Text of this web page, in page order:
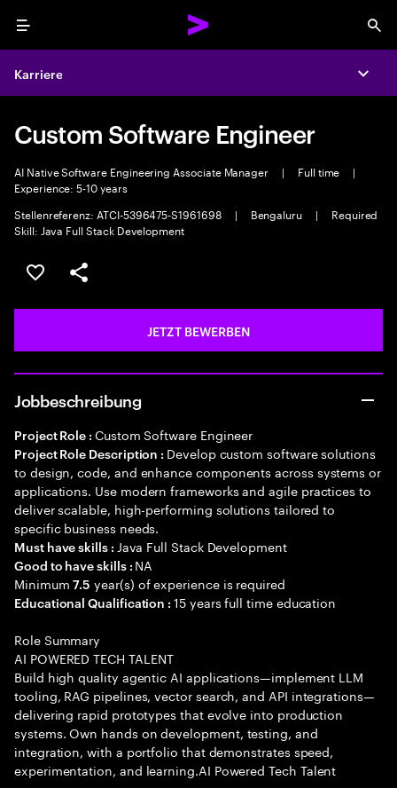
Menu
Karriere
Custom Software Engineer
AI Native Software Engineering Associate Manager | Full time
|
Experience: 5-10 years
Stellenreferenz: ATCI-5396475-S1961698
| Bengaluru |
Required
Skill: Java Full Stack Development
JOB SPEICHERN
Teilen
JETZT BEWERBEN
Jobbeschreibung
Project Role : Custom Software Engineer
Project Role Description : Develop custom software solutions
to design, code, and enhance components across systems or
applications. Use modern frameworks and agile practices to
deliver scalable, high-performing solutions tailored to
specific business needs.
Must have skills : Java Full Stack Development
Good to have skills : NA
Minimum7.5 year(s) of experience is required
Educational Qualification :15 years full time education
Role Summary
AI POWERED TECH TALENT
Build high quality agentic AI applications—implement LLM
tooling, RAG pipelines, vector search, and API integrations—
delivering rapid prototypes that evolve into production
systems. Own hands on development, testing, and
integration, with a portfolio that demonstrates speed,
experimentation, and learning.AI Powered Tech Talent